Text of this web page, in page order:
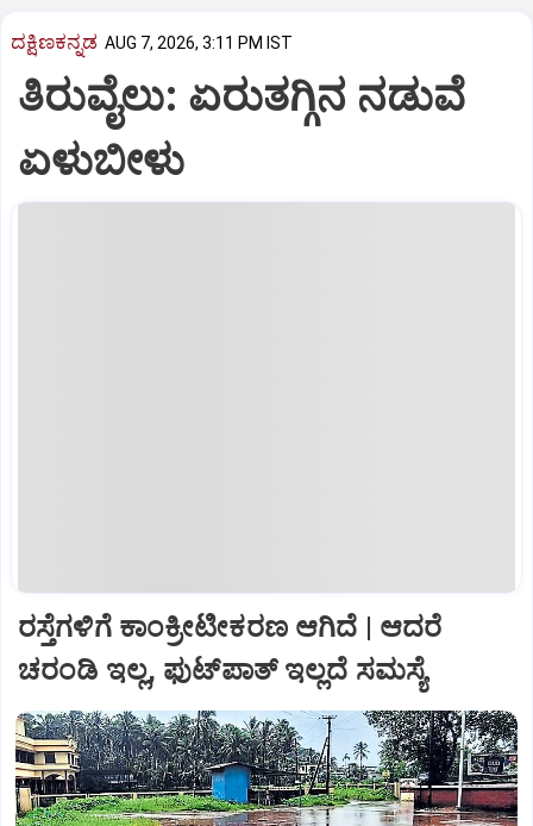
ದಕ್ಷಿಣಕನ್ನಡ AUG 7, 2026, 3:11 PM IST
ತಿರುವೈಲು: ಏರುತಗ್ಗಿನ ನಡುವೆ
ಏಳುಬೀಳು
ರಸ್ತೆಗಳಿಗೆ ಕಾಂಕ್ರೀಟೀಕರಣ ಆಗಿದೆ | ಆದರೆ
ಚರಂಡಿ ಇಲ್ಲ, ಫುಟ್‌ಪಾತ್‌ ಇಲ್ಲದೆ ಸಮಸ್ಯೆ